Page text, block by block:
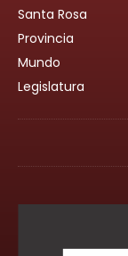
Santa Rosa
Provincia
Mundo
Legislatura